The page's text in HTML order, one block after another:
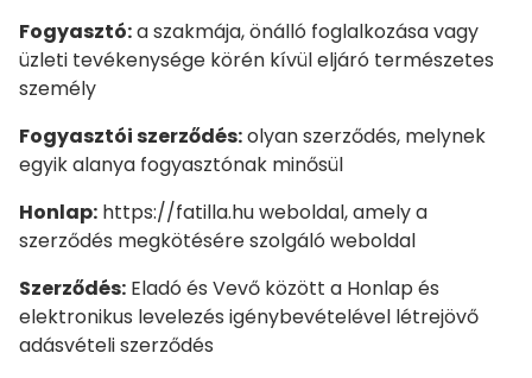
Fogyasztó:a szakmája, önálló foglalkozása vagy
üzleti tevékenysége körén kívül eljáró természetes
személy
Fogyasztói szerződés:olyan szerződés, melynek
egyik alanya fogyasztónak minősül
Honlap: https://fatilla.hu weboldal, amely a
szerződés megkötésére szolgáló weboldal
Szerződés: Eladó és Vevő között a Honlap és
elektronikus levelezés igénybevételével létrejövő
adásvételi szerződés